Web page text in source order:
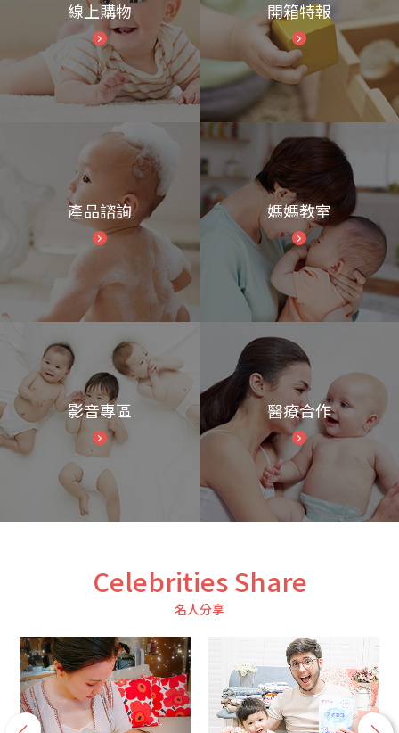
線上購物 開箱特報
產品諮詢 媽媽教室
影音專區 醫療合作
Celebrities Share
名人分享